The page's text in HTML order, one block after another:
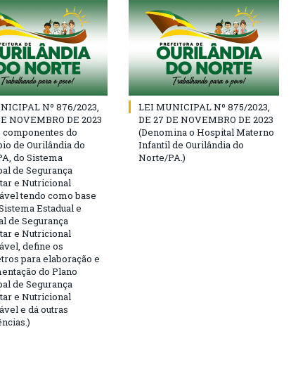
Nº 876/2023,
NOVEMBRO DE 2023
componentes do
de Ourilândia do
do Sistema
de Segurança
e Nutricional
tendo como base
Estadual e
de Segurança
e Nutricional
define os
para elaboração e
do Plano
de Segurança
e Nutricional
e dá outras
LEI MUNICIPAL Nº 875/2023,
DE 27 DE NOVEMBRO DE 2023
(Denomina o Hospital Materno
Infantil de Ourilândia do
Norte/PA.)